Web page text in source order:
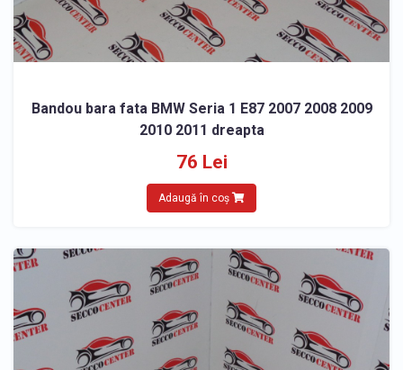
Bandou bara fata BMW Seria 1 E87 2007 2008 2009
2010 2011 dreapta
76 Lei
Adaugă în coș